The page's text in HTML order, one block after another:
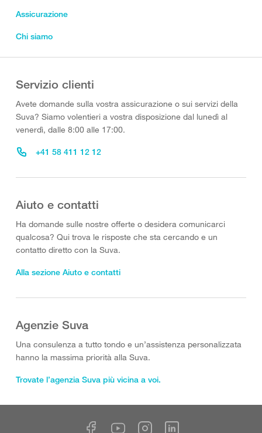
Assicurazione
Chi siamo
Servizio clienti
Avete domande sulla vostra assicurazione o sui servizi della
Suva? Siamo volentieri a vostra disposizione dal lunedì al
venerdì, dalle 8:00 alle 17:00.
+41 58 411 12 12
Aiuto e contatti
Ha domande sulle nostre offerte o desidera comunicarci
qualcosa? Qui trova le risposte che sta cercando e un
contatto diretto con la Suva.
Alla sezione Aiuto e contatti
Agenzie Suva
Una consulenza a tutto tondo e un’assistenza personalizzata
hanno la massima priorità alla Suva.
Trovate l’agenzia Suva più vicina a voi.